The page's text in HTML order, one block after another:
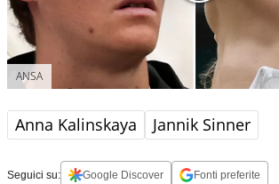
ANSA
Anna Kalinskaya Jannik Sinner
Seguici su: Google Discover Fonti preferite